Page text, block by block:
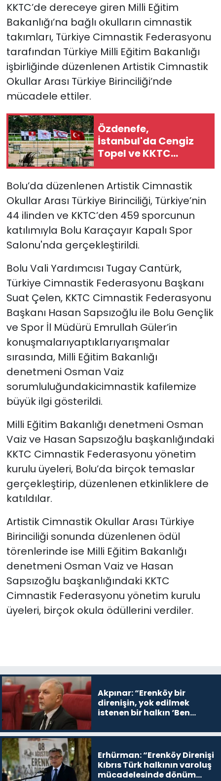
KKTC’de dereceye giren Milli Eğitim
Bakanlığı’na bağlı okulların cimnastik
takımları, Türkiye Cimnastik Federasyonu
tarafından Türkiye Milli Eğitim Bakanlığı
işbirliğinde düzenlenen Artistik Cimnastik
Okullar Arası Türkiye Birinciliği’nde
mücadele ettiler.
Özdenefe,
İstanbul'da Cengiz
Topel ve KKTC
koşularını izledi
Bolu’da düzenlenen Artistik Cimnastik
Okullar Arası Türkiye Birinciliği, Türkiye’nin
44 ilinden ve KKTC’den 459 sporcunun
katılımıyla Bolu Karaçayır Kapalı Spor
Salonu'nda gerçekleştirildi.
Bolu Vali Yardımcısı Tugay Cantürk,
Türkiye Cimnastik Federasyonu Başkanı
Suat Çelen, KKTC Cimnastik Federasyonu
Başkanı Hasan Sapsızoğlu ile Bolu Gençlik
ve Spor İl Müdürü Emrullah Güler’in
konuşmalarıyaptıklarıyarışmalar
sırasında, Milli Eğitim Bakanlığı
denetmeni Osman Vaiz
sorumluluğundakicimnastik kafilemize
büyük ilgi gösterildi.
Milli Eğitim Bakanlığı denetmeni Osman
Vaiz ve Hasan Sapsızoğlu başkanlığındaki
KKTC Cimnastik Federasyonu yönetim
kurulu üyeleri, Bolu’da birçok temaslar
gerçekleştirip, düzenlenen etkinliklere de
katıldılar.
Artistik Cimnastik Okullar Arası Türkiye
Birinciliği sonunda düzenlenen ödül
törenlerinde ise Milli Eğitim Bakanlığı
denetmeni Osman Vaiz ve Hasan
Sapsızoğlu başkanlığındaki KKTC
Cimnastik Federasyonu yönetim kurulu
üyeleri, birçok okula ödüllerini verdiler.
Akpınar: “Erenköy bir
direnişin, yok edilmek
istenen bir halkın ‘Ben
devam edeceğim’ dediği
Erhürman: “Erenköy Direnişi
Kıbrıs Türk halkının varoluş
mücadelesinde dönüm
SAĞLIK
Spor
Teknoloji
TÜRKiYE
Video Galeri
YAŞAM
Yazarlar